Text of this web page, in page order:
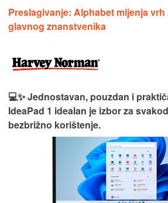
Preslagivanje: Alphabet mijenja vrh
glavnog znanstvenika
💻✨ Jednostavan, pouzdan i
IdeaPad 1 idealan je izbor za
bezbrižno korištenje.